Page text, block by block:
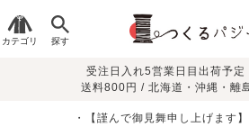
カテゴリ 探す
レディースパジ
生地で
さがす
目的別で
さがす
受注日入れ5営業日目出荷予定
送料800円 / 北海道・沖縄・離
・【謹んで御見舞申し上げます